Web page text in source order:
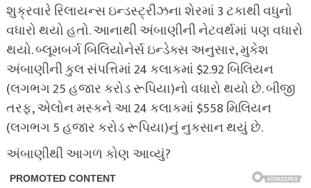
શુક્રવારે રિલાયન્સ ઇન્ડસ્ટ્રીઝના શેરમાં 3 ટકાથી વધુનો
વધારો થયો હતો. આનાથી અંબાણીની નેટવર્થમાં પણ વધારો
થયો. બ્લૂમબર્ગ બિલિયોનેર્સ ઇન્ડેક્સ અનુસાર, મુકેશ
અંબાણીની કુલ સંપત્તિમાં 24 કલાકમાં $2.92 બિલિયન
(લગભગ 25 હજાર કરોડ રૂપિયા)નો વધારો થયો છે. બીજી
તરફ, એલોન મસ્કને આ 24 કલાકમાં $558 મિલિયન
(લગભગ 5 હજાર કરોડ રૂપિયા)નું નુકસાન થયું છે.
અંબાણીથી આગળ કોણ આવ્યું?